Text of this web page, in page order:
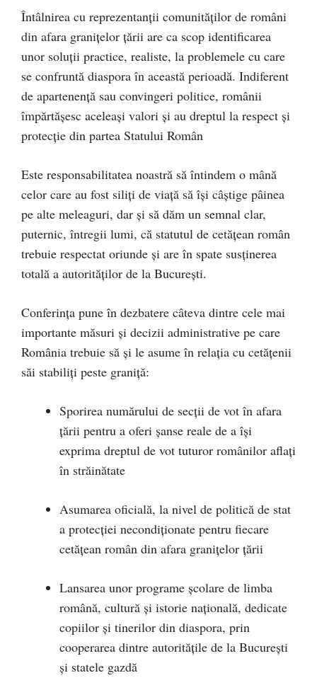
Întâlnirea cu reprezentanții comunităților de români
din afara granițelor țării are ca scop identificarea
unor soluții practice, realiste, la problemele cu care
se confruntă diaspora în această perioadă. Indiferent
de apartenență sau convingeri politice, românii
împărtășesc aceleași valori și au dreptul la respect și
protecție din partea Statului Român
Este responsabilitatea noastră să întindem o mână
celor care au fost siliți de viață să își câștige pâinea
pe alte meleaguri, dar și să dăm un semnal clar,
puternic, întregii lumi, că statutul de cetățean român
trebuie respectat oriunde și are în spate susținerea
totală a autorităților de la București.
Conferința pune în dezbatere câteva dintre cele mai
importante măsuri și decizii administrative pe care
România trebuie să și le asume în relația cu cetățenii
săi stabiliți peste graniță:
Sporirea numărului de secții de vot în afara
țării pentru a oferi șanse reale de a își
exprima dreptul de vot tuturor românilor aflați
în străinătate
Asumarea oficială, la nivel de politică de stat
a protecției necondiționate pentru fiecare
cetățean român din afara granițelor țării
Lansarea unor programe școlare de limba
română, cultură și istorie națională, dedicate
copiilor și tinerilor din diaspora, prin
cooperarea dintre autoritățile de la București
și statele gazdă